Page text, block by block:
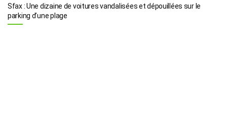
Sfax : Une dizaine de voitures vandalisées et dépouillées sur le
parking d’une plage